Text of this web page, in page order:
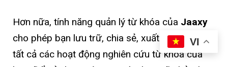
Hơn nữa, tính năng quản lý từ khóa của Jaaxy
cho phép bạn lưu trữ, chia sẻ, xuất và quản lý
tất cả các hoạt động nghiên cứu từ khóa của
VI